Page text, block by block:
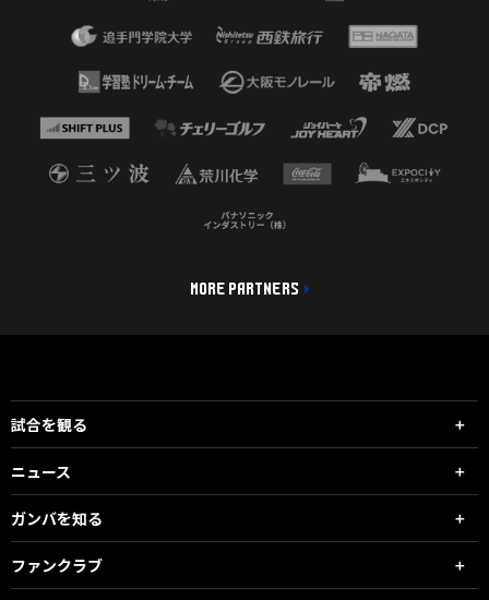
MORE PARTNERS
試合を観る
ニュース
ガンバを知る
ファンクラブ